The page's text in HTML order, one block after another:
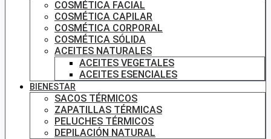
COSMÉTICA FACIAL
COSMÉTICA CAPILAR
COSMÉTICA CORPORAL
COSMÉTICA SÓLIDA
ACEITES NATURALES
ACEITES VEGETALES
ACEITES ESENCIALES
BIENESTAR
SACOS TÉRMICOS
ZAPATILLAS TÉRMICAS
PELUCHES TÉRMICOS
DEPILACIÓN NATURAL